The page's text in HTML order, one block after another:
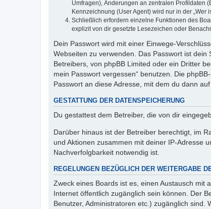
Umfragen), Änderungen an zentralen Profildaten
Kennzeichnung (User Agent) wird nur in der „Wer
Schließlich erfordern einzelne Funktionen des
explizit von dir gesetzte Lesezeichen oder
Dein Passwort wird mit einer Einwege-
Webseiten zu verwenden. Das Passwort ist
Betreibers, von phpBB Limited oder ein Dritter
mein Passwort vergessen“ benutzen. Die
Passwort an diese Adresse, mit dem du dann
GESTATTUNG DER DATENSPEICHERUNG
Du gestattest dem Betreiber, die von dir
Darüber hinaus ist der Betreiber berechtigt, im
und Aktionen zusammen mit deiner IP-Adresse
Nachverfolgbarkeit notwendig ist.
REGELUNGEN BEZÜGLICH DER WEITERGABE
Zweck eines Boards ist es, einen Austausch mit
Internet öffentlich zugänglich sein können. Der
Benutzer, Administratoren etc.) zugänglich